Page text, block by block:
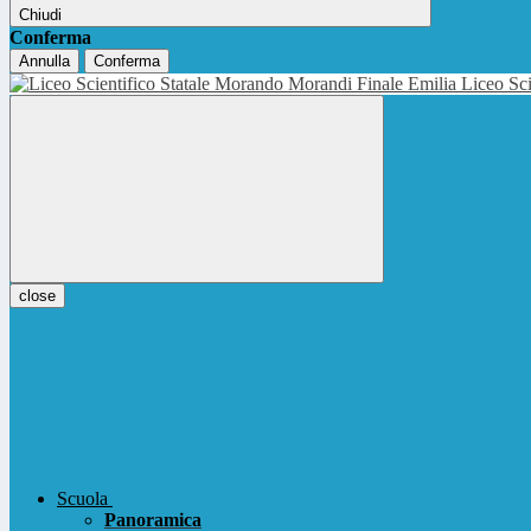
Chiudi
Conferma
Annulla Conferma
Liceo
close
Scuola
Panoramica